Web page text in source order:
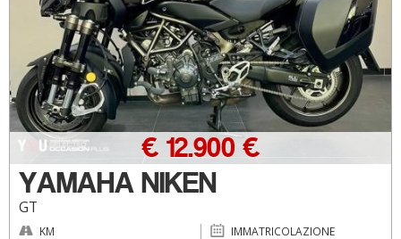
YAMAHA NIKEN
GT
€ 12.900 €
KM IMMATRICOLAZIONE